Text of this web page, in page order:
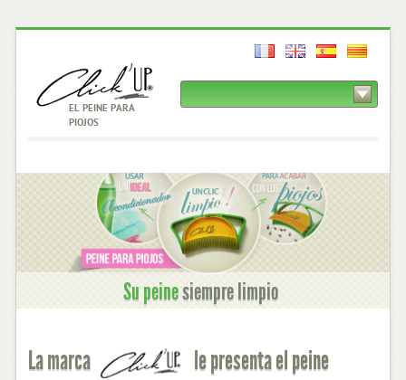
EL PEINE PARA
PIOJOS
NAVEGACIÓN
PEIGNEAPOUX.COM
Su peinesiempre limpio
PRESENTACIÓN
La marca
le presenta el peine